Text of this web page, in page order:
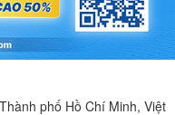
phố Hồ Chí Minh, Việt